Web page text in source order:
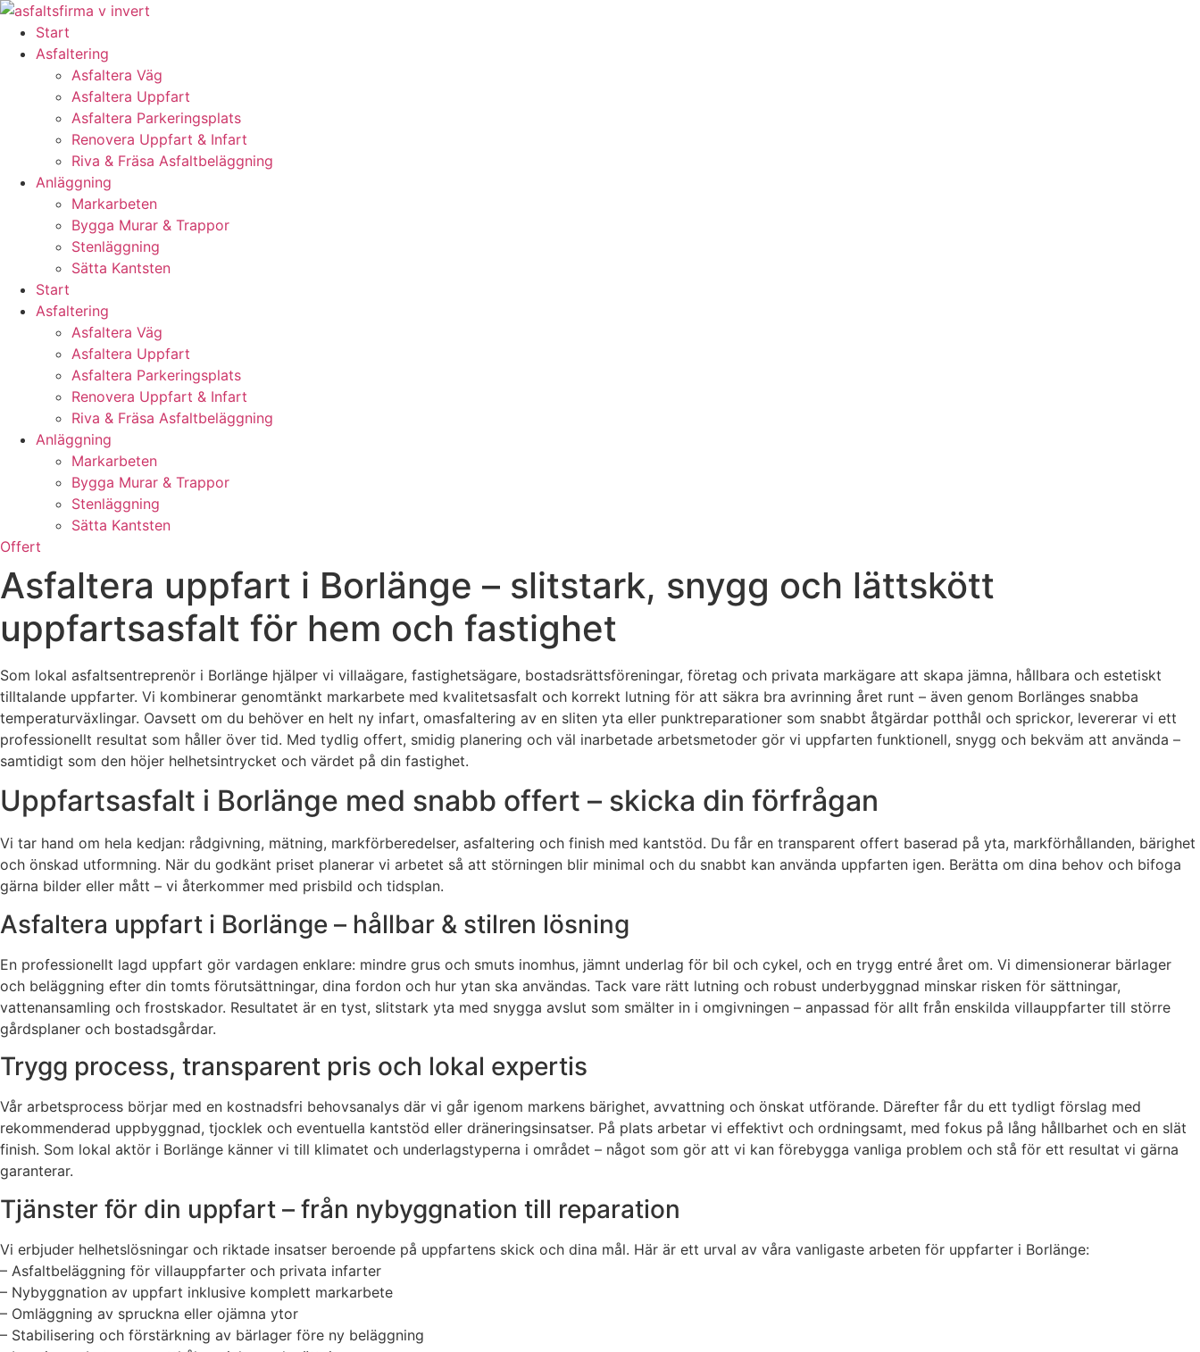
Skip
content
Start
Asfaltering
Asfaltera Väg
Asfaltera Uppfart
Asfaltera Parkeringsplats
Renovera Uppfart & Infart
Riva & Fräsa Asfaltbeläggning
Anläggning
Markarbeten
Bygga Murar & Trappor
Stenläggning
Sätta Kantsten
Start
Asfaltering
Asfaltera Väg
Asfaltera Uppfart
Asfaltera Parkeringsplats
Renovera Uppfart & Infart
Riva & Fräsa Asfaltbeläggning
Anläggning
Markarbeten
Bygga Murar & Trappor
Stenläggning
Sätta Kantsten
Offert
Asfaltera uppfart i Borlänge – slitstark, snygg och lättskött
uppfartsasfalt för hem och fastighet
Som lokal asfaltsentreprenör i Borlänge hjälper vi villaägare, fastighetsägare, bostadsrättsföreningar, företag och privata markägare att skapa jämna, hållbara och estetiskt
tilltalande uppfarter. Vi kombinerar genomtänkt markarbete med kvalitetsasfalt och korrekt lutning för att säkra bra avrinning året runt – även genom Borlänges snabba
temperaturväxlingar. Oavsett om du behöver en helt ny infart, omasfaltering av en sliten yta eller punktreparationer som snabbt åtgärdar potthål och sprickor, levererar vi ett
professionellt resultat som håller över tid. Med tydlig offert, smidig planering och väl inarbetade arbetsmetoder gör vi uppfarten funktionell, snygg och bekväm att använda –
samtidigt som den höjer helhetsintrycket och värdet på din fastighet.
Uppfartsasfalt i Borlänge med snabb offert – skicka din förfrågan
Vi tar hand om hela kedjan: rådgivning, mätning, markförberedelser, asfaltering och finish med kantstöd. Du får en transparent offert baserad på yta, markförhållanden, bärighet
och önskad utformning. När du godkänt priset planerar vi arbetet så att störningen blir minimal och du snabbt kan använda uppfarten igen. Berätta om dina behov och bifoga
gärna bilder eller mått – vi återkommer med prisbild och tidsplan.
Asfaltera uppfart i Borlänge – hållbar & stilren lösning
En professionellt lagd uppfart gör vardagen enklare: mindre grus och smuts inomhus, jämnt underlag för bil och cykel, och en trygg entré året om. Vi dimensionerar bärlager
och beläggning efter din tomts förutsättningar, dina fordon och hur ytan ska användas. Tack vare rätt lutning och robust underbyggnad minskar risken för sättningar,
vattenansamling och frostskador. Resultatet är en tyst, slitstark yta med snygga avslut som smälter in i omgivningen – anpassad för allt från enskilda villauppfarter till större
gårdsplaner och bostadsgårdar.
Trygg process, transparent pris och lokal expertis
Vår arbetsprocess börjar med en kostnadsfri behovsanalys där vi går igenom markens bärighet, avvattning och önskat utförande. Därefter får du ett tydligt förslag med
rekommenderad uppbyggnad, tjocklek och eventuella kantstöd eller dräneringsinsatser. På plats arbetar vi effektivt och ordningsamt, med fokus på lång hållbarhet och en slät
finish. Som lokal aktör i Borlänge känner vi till klimatet och underlagstyperna i området – något som gör att vi kan förebygga vanliga problem och stå för ett resultat vi gärna
garanterar.
Tjänster för din uppfart – från nybyggnation till reparation
Vi erbjuder helhetslösningar och riktade insatser beroende på uppfartens skick och dina mål. Här är ett urval av våra vanligaste arbeten för uppfarter i Borlänge:
– Asfaltbeläggning för villauppfarter och privata infarter
– Nybyggnation av uppfart inklusive komplett markarbete
– Omläggning av spruckna eller ojämna ytor
– Stabilisering och förstärkning av bärlager före ny beläggning